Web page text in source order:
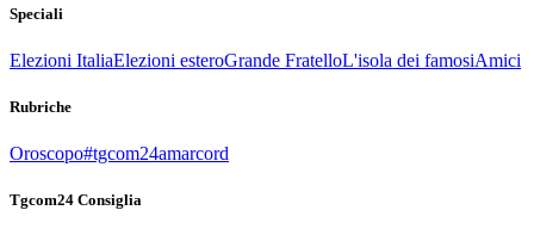
Speciali
Elezioni ItaliaElezioni esteroGrande FratelloL'isola dei famosiAmici
Rubriche
Oroscopo#tgcom24amarcord
Tgcom24 Consiglia